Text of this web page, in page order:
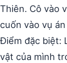
Thiên. Cô vào
cuốn vào vụ
Điểm đặc biệt:
vật của mình